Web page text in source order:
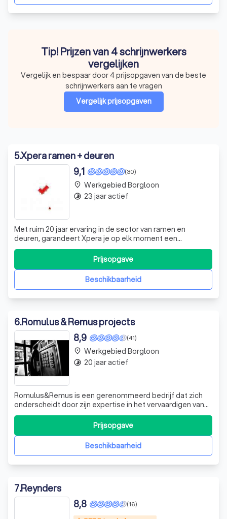
Tip! Prijzen van 4 schrijnwerkers
vergelijken
Vergelijk en bespaar door 4 prijsopgaven van de beste
schrijnwerkers aan te vragen
Vergelijk prijsopgaven
5.Xpera ramen + deuren
(30)
9,1
Met ruim 20 jaar ervaring in de sector van ramen en
deuren, garandeert Xpera je op elk moment een
professioneel en persoonlijk contact. Als expert in ramen
en deuren, kiezen we alleen voor de beste kwaliteit.
Daarom werken we met 100% Belgische ramen en deuren.
Bovendien is Xpera ook jouw expert op
Beschikbaarheid
Prijsopgave
place Werkgebied Borgloon
timelapse 23 jaar actief
6.Romulus & Remus projects
(41)
8,9
Romulus&Remus is een gerenommeerd bedrijf dat zich
onderscheidt door zijn expertise in het vervaardigen van
diverse soorten trappen. Of u nu op zoek bent naar
zwevende trappen, half zwevende trappen, trappen van
beuk, rubberwood of eik, of trappen met een kwartslag of
dubbele kwartslag, wij hebben h
Beschikbaarheid
Prijsopgave
place Werkgebied Borgloon
timelapse 20 jaar actief
7.Reynders
(16)
8,8